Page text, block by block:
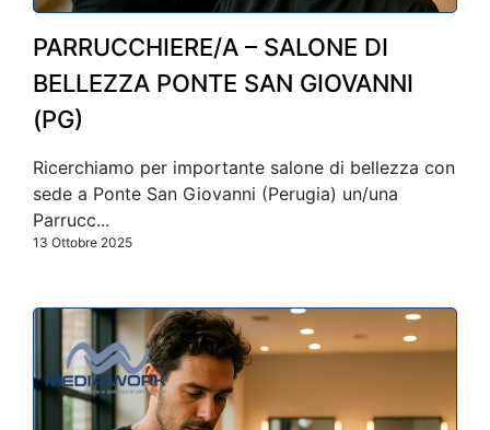
PARRUCCHIERE/A – SALONE DI
BELLEZZA PONTE SAN GIOVANNI
(PG)
Ricerchiamo per importante salone di bellezza con
sede a Ponte San Giovanni (Perugia) un/una
Parrucc...
13 Ottobre 2025